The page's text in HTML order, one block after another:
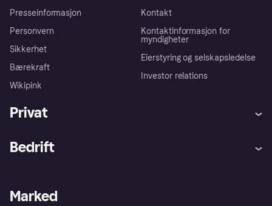
Presseinformasjon
Personvern
Sikkerhet
Bærekraft
Wikipink
Kontakt
Kontaktinformasjon for
myndigheter
Eierstyring og selskapsledelse
Investor relations
Privat
Utforsk butikker
Bedrift
Merchant portal
Marked